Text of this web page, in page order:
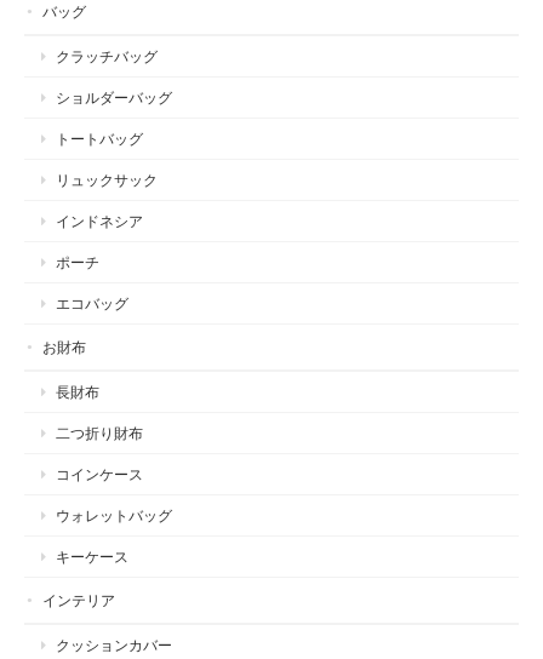
バッグ
クラッチバッグ
ショルダーバッグ
トートバッグ
リュックサック
インドネシア
ポーチ
エコバッグ
お財布
長財布
二つ折り財布
コインケース
ウォレットバッグ
キーケース
インテリア
クッションカバー